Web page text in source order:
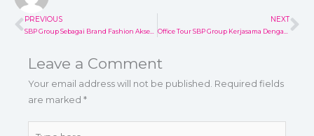
Prev
PREVIOUS NEXT
Leave a Comment
Your email address will not be published. Required fields
are marked *